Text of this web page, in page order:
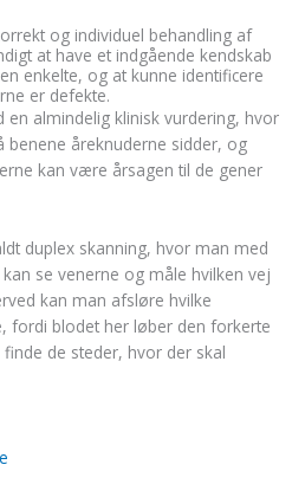
og individuel behandling af
at have et indgående kendskab
enkelte, og at kunne identificere
er defekte.
en almindelig klinisk vurdering, hvor
åreknuderne sidder, og
kan være årsagen til de gener
duplex skanning, hvor man med
se venerne og måle hvilken vej
kan man afsløre hvilke
fordi blodet her løber den forkerte
de steder, hvor der skal